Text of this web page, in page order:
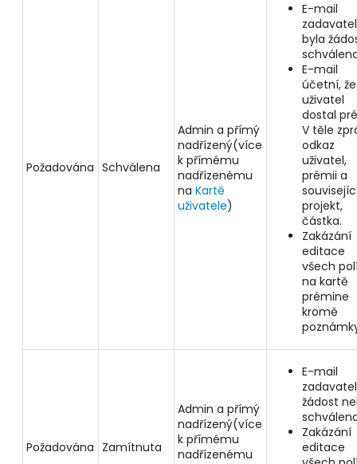
Požadována Schválena
Admin a přímý
nadřízený(více
k přímému
nadřízenému
naKartě
uživatele)
E-mail
byla
E-mail
účetní, že
uživatel
dostal
V těle
odkaz
uživatel,
prémii a
projekt,
částka.
Zakázání
editace
všech
na kartě
prémine
kromě
Požadována Zamítnuta
Admin a přímý
nadřízený(více
k přímému
nadřízenému
E-mail
žádost
Zakázání
editace